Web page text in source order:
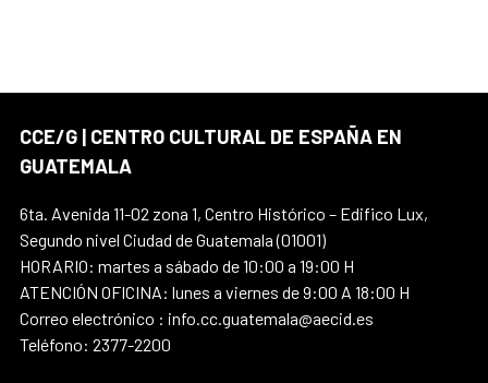
CCE/G | CENTRO CULTURAL DE ESPAÑA EN
GUATEMALA
6ta. Avenida 11-02 zona 1, Centro Histórico – Edifico Lux,
Segundo nivel Ciudad de Guatemala (01001)
HORARIO: martes a sábado de 10:00 a 19:00 H
ATENCIÓN OFICINA: lunes a viernes de 9:00 A 18:00 H
Correo electrónico : info.cc.guatemala@aecid.es
Teléfono: 2377-2200